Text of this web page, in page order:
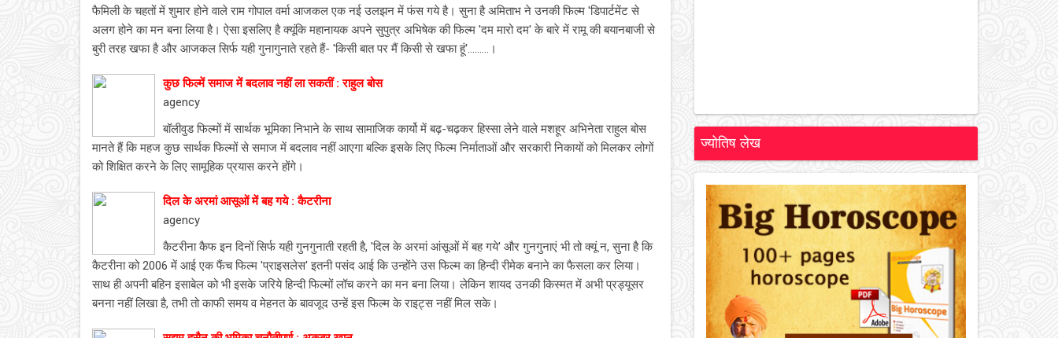
फैमिली के चहतों में शुमार होने वाले राम गोपाल वर्मा आजकल एक नई उलझन में फंस गये है। सुना है अमिताभ ने उनकी फिल्‍म 'डिपार्टमेंट से
अलग होने का मन बना लिया है। ऐसा इसलिए है क्‍यूंकि महानायक अपने सुपुत्र अभिषेक की फिल्‍म 'दम मारो दम' के बारे में रामू की बयानबाजी से
बुरी तरह खफा है और आजकल सिर्फ यही गुनागुनाते रहते हैं- 'किसी बात पर मैं किसी से खफा हूं'.........।
कुछ फिल्में समाज में बदलाव नहीं ला सकतीं : राहुल बोस
agency
बॉलीवुड फिल्मों में सार्थक भूमिका निभाने के साथ सामाजिक कार्यो में बढ़-चढ़कर हिस्सा लेने वाले मशहूर अभिनेता राहुल बोस
मानते हैं कि महज कुछ सार्थक फिल्मों से समाज में बदलाव नहीं आएगा बल्कि इसके लिए फिल्म निर्माताओं और सरकारी निकायों को मिलकर लोगों
को शिक्षित करने के लिए सामूहिक प्रयास करने होंगे।
दिल के अरमां आसूओं में बह गये : कैटरीना
agency
कैटरीना कैफ इन दिनों सिर्फ यही गुनगुनाती रहती है, 'दिल के अरमां आंसूओं में बह गये' और गुनगुनाएं भी तो क्‍यूं न, सुना है कि
कैटरीना को 2006 में आई एक फैंच फिल्‍म 'प्राइसलेस' इतनी पसंद आई कि उन्‍होंने उस फिल्‍म का हिन्‍दी रीमेक बनाने का फैसला कर लिया।
साथ ही अपनी बहिन इसाबेल को भी इसके जरिये हिन्‍दी फिल्‍मों लॉच करने का मन बना लिया। लेकिन शायद उनकी किस्‍मत में अभी प्रड्यूसर
बनना नहीं लिखा है, तभी तो काफी समय व मेहनत के बावजूद उन्‍हें इस फिल्‍म के राइट्स नहीं मिल सके।
ज्योतिष लेख